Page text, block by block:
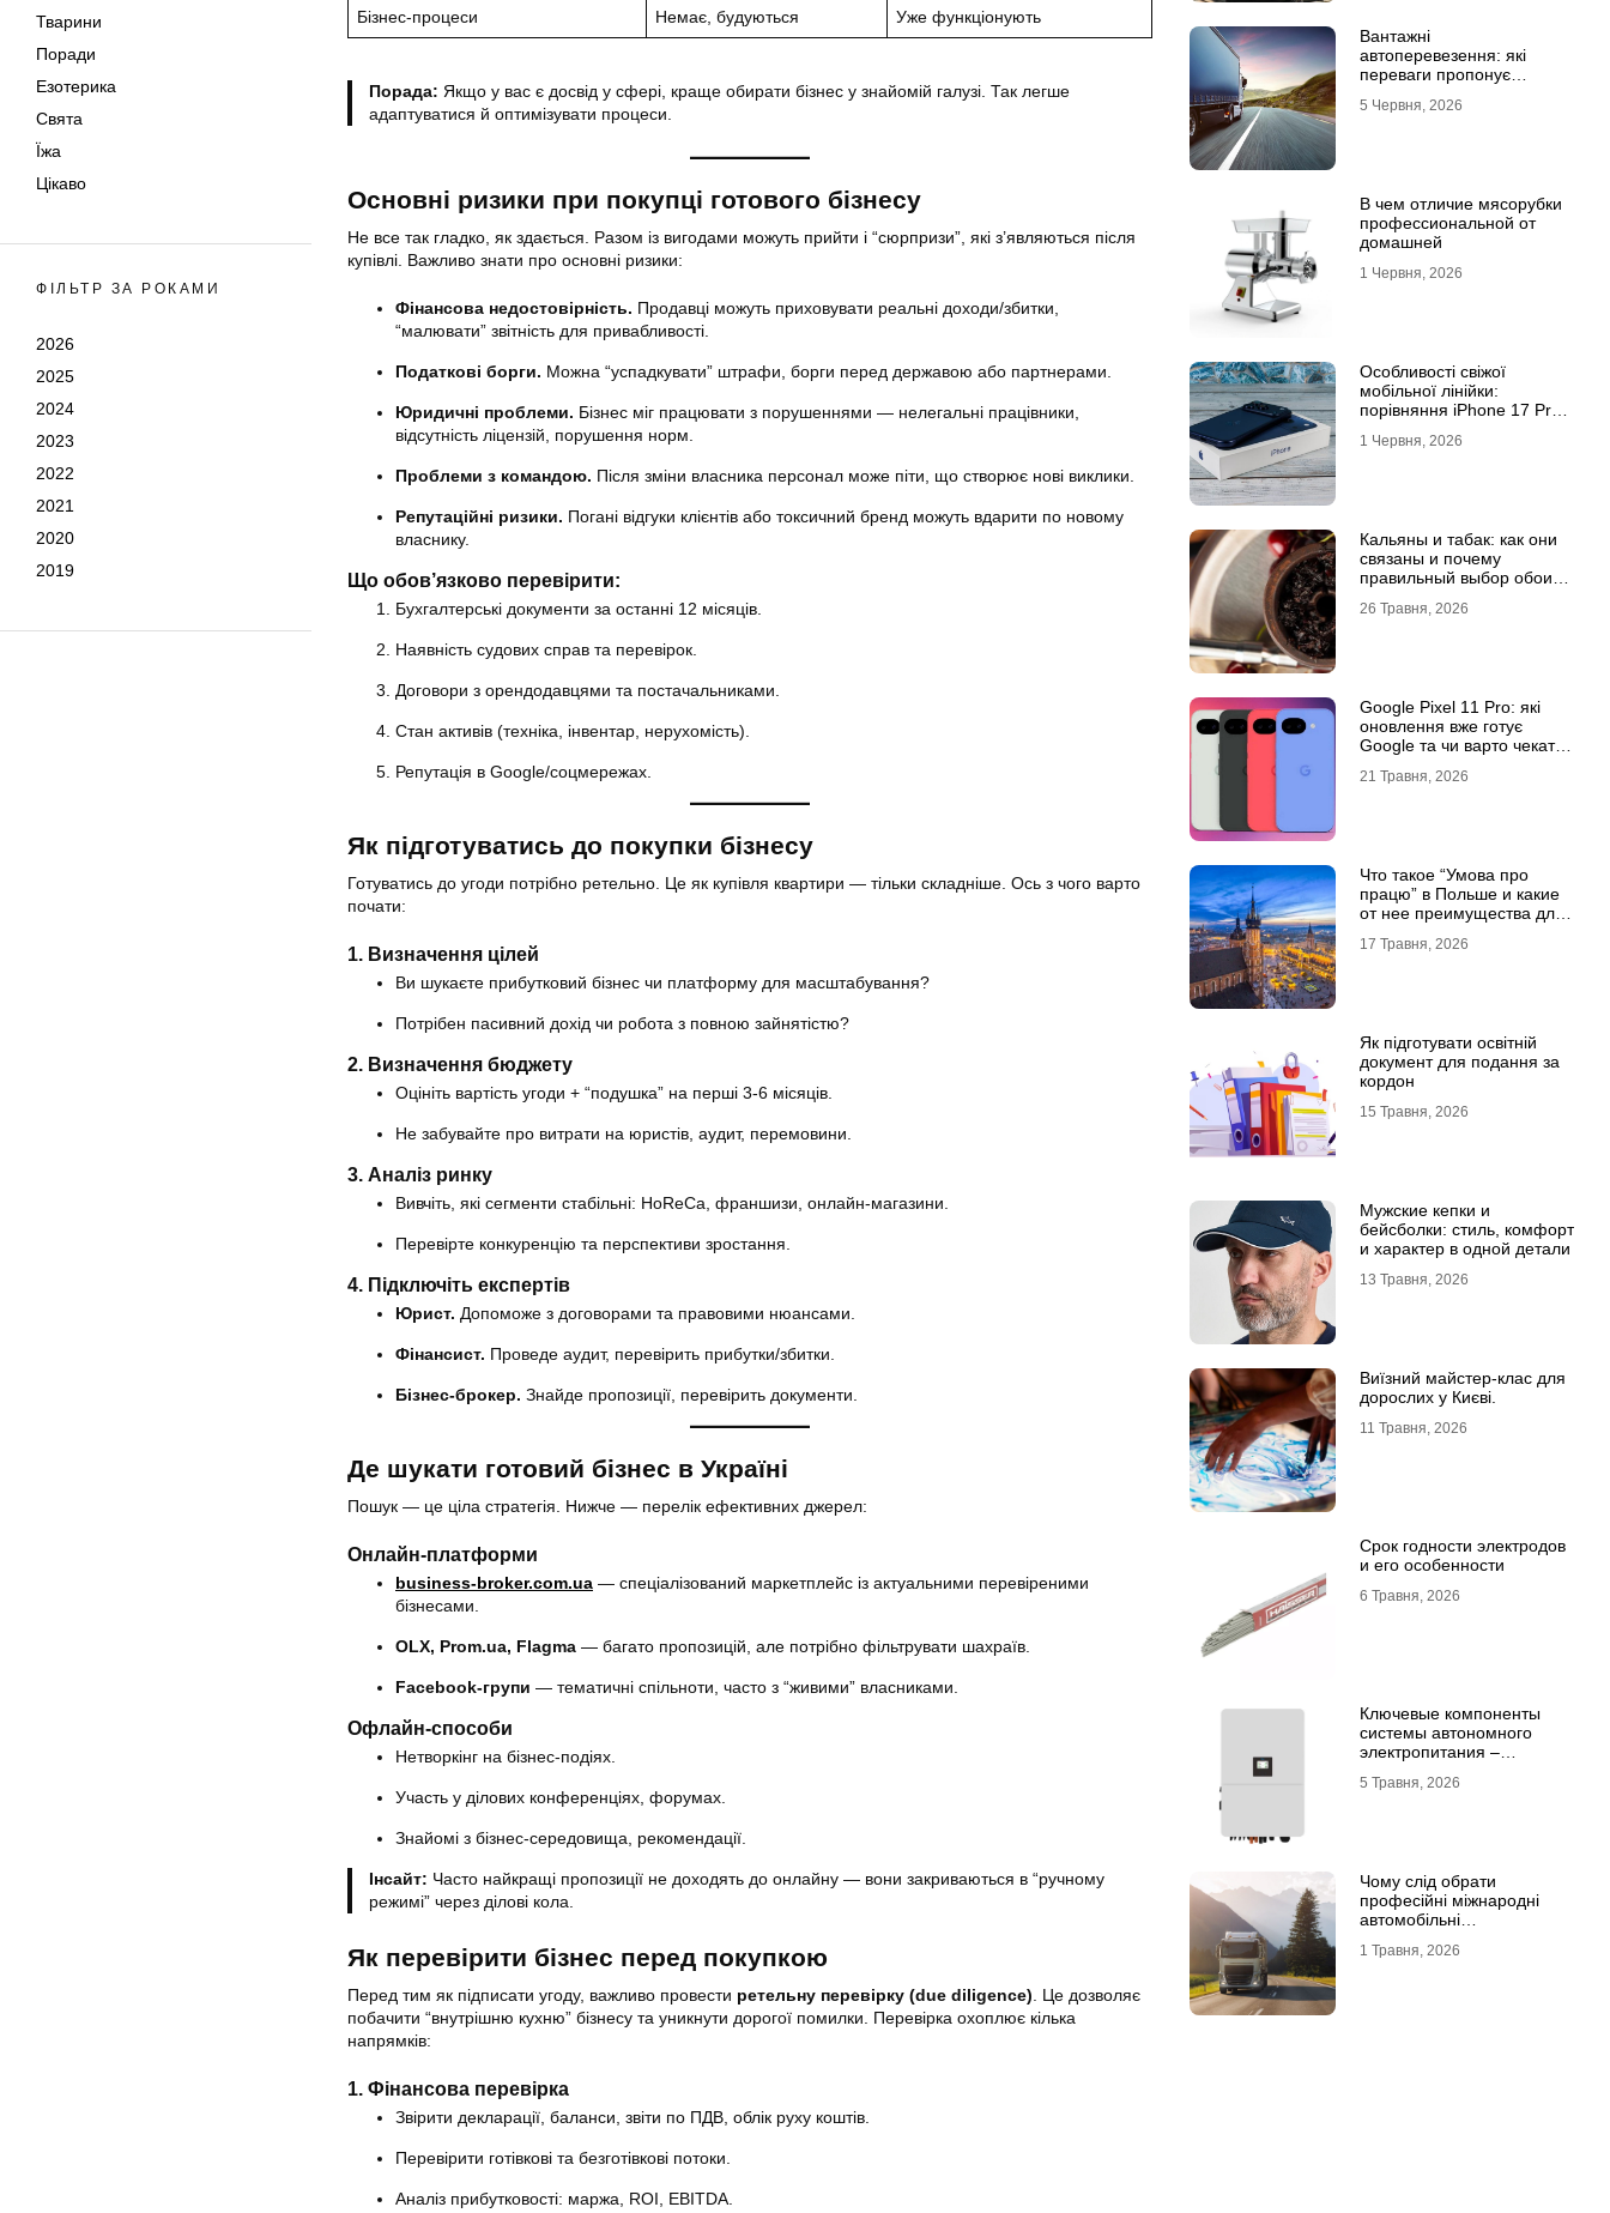
Тварини
Поради
Езотерика
Свята
Їжа
Цікаво
ФІЛЬТР ЗА РОКАМИ
2026
2025
2024
2023
2022
2021
2020
2019
Бізнес-процеси Немає, будуються Уже функціонують
Порада: Якщо у вас є досвід у сфері, краще обирати бізнес у знайомій галузі. Так легше
адаптуватися й оптимізувати процеси.
Основні ризики при покупці готового бізнесу
Не все так гладко, як здається. Разом із вигодами можуть прийти і “сюрпризи”, які з’являються після
купівлі. Важливо знати про основні ризики:
Фінансова недостовірність. Продавці можуть приховувати реальні доходи/збитки,
“малювати” звітність для привабливості.
Податкові борги. Можна “успадкувати” штрафи, борги перед державою або партнерами.
Юридичні проблеми. Бізнес міг працювати з порушеннями — нелегальні працівники,
відсутність ліцензій, порушення норм.
Проблеми з командою. Після зміни власника персонал може піти, що створює нові виклики.
Репутаційні ризики. Погані відгуки клієнтів або токсичний бренд можуть вдарити по новому
власнику.
Що обов’язково перевірити:
Бухгалтерські документи за останні 12 місяців.
Наявність судових справ та перевірок.
Договори з орендодавцями та постачальниками.
Стан активів (техніка, інвентар, нерухомість).
Репутація в Google/соцмережах.
Як підготуватись до покупки бізнесу
Готуватись до угоди потрібно ретельно. Це як купівля квартири — тільки складніше. Ось з чого варто
почати:
1. Визначення цілей
Ви шукаєте прибутковий бізнес чи платформу для масштабування?
Потрібен пасивний дохід чи робота з повною зайнятістю?
2. Визначення бюджету
Оцініть вартість угоди + “подушка” на перші 3-6 місяців.
Не забувайте про витрати на юристів, аудит, перемовини.
3. Аналіз ринку
Вивчіть, які сегменти стабільні: HoReCa, франшизи, онлайн-магазини.
Перевірте конкуренцію та перспективи зростання.
4. Підключіть експертів
Юрист. Допоможе з договорами та правовими нюансами.
Фінансист. Проведе аудит, перевірить прибутки/збитки.
Бізнес-брокер. Знайде пропозиції, перевірить документи.
Де шукати готовий бізнес в Україні
Пошук — це ціла стратегія. Нижче — перелік ефективних джерел:
Онлайн-платформи
business-broker.com.ua — спеціалізований маркетплейс із актуальними перевіреними
бізнесами.
OLX, Prom.ua, Flagma — багато пропозицій, але потрібно фільтрувати шахраїв.
Facebook-групи — тематичні спільноти, часто з “живими” власниками.
Офлайн-способи
Нетворкінг на бізнес-подіях.
Участь у ділових конференціях, форумах.
Знайомі з бізнес-середовища, рекомендації.
Інсайт: Часто найкращі пропозиції не доходять до онлайну — вони закриваються в “ручному
режимі” через ділові кола.
Як перевірити бізнес перед покупкою
Перед тим як підписати угоду, важливо провести ретельну перевірку (due diligence). Це дозволяє
побачити “внутрішню кухню” бізнесу та уникнути дорогої помилки. Перевірка охоплює кілька
напрямків:
1. Фінансова перевірка
Звірити декларації, баланси, звіти по ПДВ, облік руху коштів.
Перевірити готівкові та безготівкові потоки.
Аналіз прибутковості: маржа, ROI, EBITDA.
Вантажні
автоперевезення: які
переваги пропонує
професіоналами
5 Червня, 2026
В чем отличие мясорубки
профессиональной от
домашней
1 Червня, 2026
Особливості свіжої
мобільної лінійки:
порівняння iPhone 17 Pro
1 Червня, 2026
Кальяны и табак: как они
связаны и почему
правильный выбор обоих
26 Травня, 2026
Google Pixel 11 Pro: які
оновлення вже готує
Google та чи варто чекати
21 Травня, 2026
Что такое “Умова про
працю” в Польше и какие
от нее преимущества для
17 Травня, 2026
Як підготувати освітній
документ для подання за
кордон
15 Травня, 2026
Мужские кепки и
бейсболки: стиль, комфорт
и характер в одной детали
13 Травня, 2026
Виїзний майстер-клас для
дорослих у Києві.
11 Травня, 2026
Срок годности электродов
и его особенности
6 Травня, 2026
Ключевые компоненты
системы автономного
электропитания –
DEYE
5 Травня, 2026
Чому слід обрати
професійні міжнародні
автомобільні
1 Травня, 2026